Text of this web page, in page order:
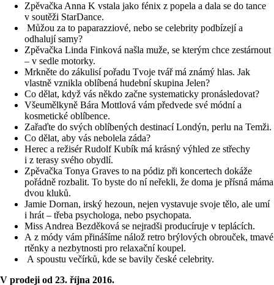
Zpěvačka Anna K vstala jako fénix z popela a dala se do tance
v soutěži StarDance.
Můžou za to paparazziové, nebo se celebrity podbízejí a
odhalují samy?
Zpěvačka Linda Finková našla muže, se kterým chce zestárnout
– v sedle motorky.
Mrkněte do zákulisí pořadu Tvoje tvář má známý hlas. Jak
vlastně vznikla oblíbená hudební skupina Jelen?
Co dělat, když vás někdo začne systematicky pronásledovat?
Všeumělkyně Bára Mottlová vám předvede své módní a
kosmetické oblíbence.
Zařaďte do svých oblíbených destinací Londýn, perlu na Temži.
Co dělat, aby vás nebolela záda?
Herec a režisér Rudolf Kubík má krásný výhled ze střechy
i z terasy svého obydlí.
Zpěvačka Tonya Graves to na pódiz při koncertech dokáže
pořádně rozbalit. To byste do ní neřekli, že doma je přísná máma
dvou kluků.
Jamie Dornan, irský hezoun, nejen vystavuje svoje tělo, ale umí
i hrát – třeba psychologa, nebo psychopata.
Miss Andrea Bezděková se nejradši producíruje v teplácích.
A z módy vám přinášíme nálož retro brýlových obrouček, tmavé
rtěnky a nezbytnosti pro relaxační koupel.
A spoustu večírků, kde se bavily české celebrity.
V prodeji od 23. října 2016.